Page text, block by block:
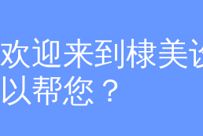
欢迎来到棣美
以帮您？